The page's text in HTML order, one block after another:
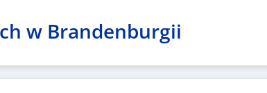
w Brandenburgii